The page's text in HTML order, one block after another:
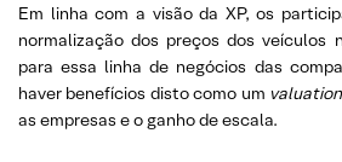
Em linha com a visão da XP, os
normalização dos preços dos veículos
para essa linha de negócios das
haver benefícios disto como um valuation
as empresas e o ganho de escala.